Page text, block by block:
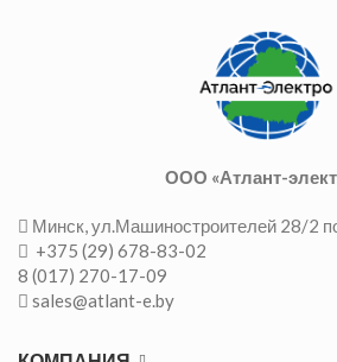
ООО «Атлант-
Минск, ул.Машиностроителей 28/2
+375 (29) 678-83-02
8 (017) 270-17-09
sales@atlant-e.by